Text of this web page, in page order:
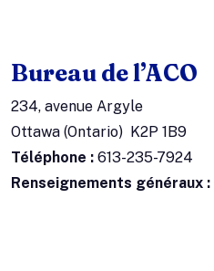
Bureau de l’ACO
234, avenue Argyle
Ottawa (Ontario) K2P 1B9
Téléphone : 613-235-7924
Renseignements généraux :